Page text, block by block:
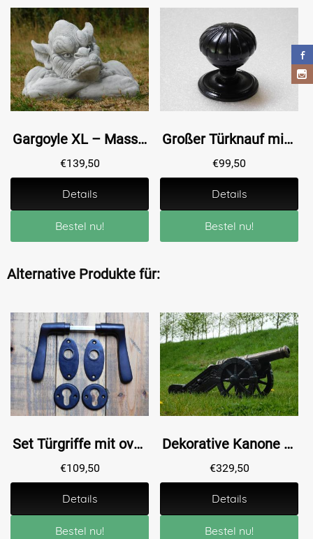
Gargoyle XL – Massiver Stein – 42 cm breit – Gartenstatue
€139,50
Details
Bestel nu!
Großer Türknauf mit Rosette - Schwarz - Gusseisen - Fester Knopf
€99,50
Details
Bestel nu!
Alternative Produkte für:
Set Türgriffe mit ovalen Rosetten + Schlüsselrosetten PC – Mattschwarz – Aluminium
€109,50
Details
Bestel nu!
Dekorative Kanone – 67 cm – Gusseisen
€329,50
Details
Bestel nu!